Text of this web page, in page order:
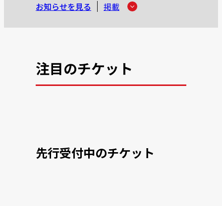
お知らせを見る 掲載
注目のチケット
先行受付中のチケット